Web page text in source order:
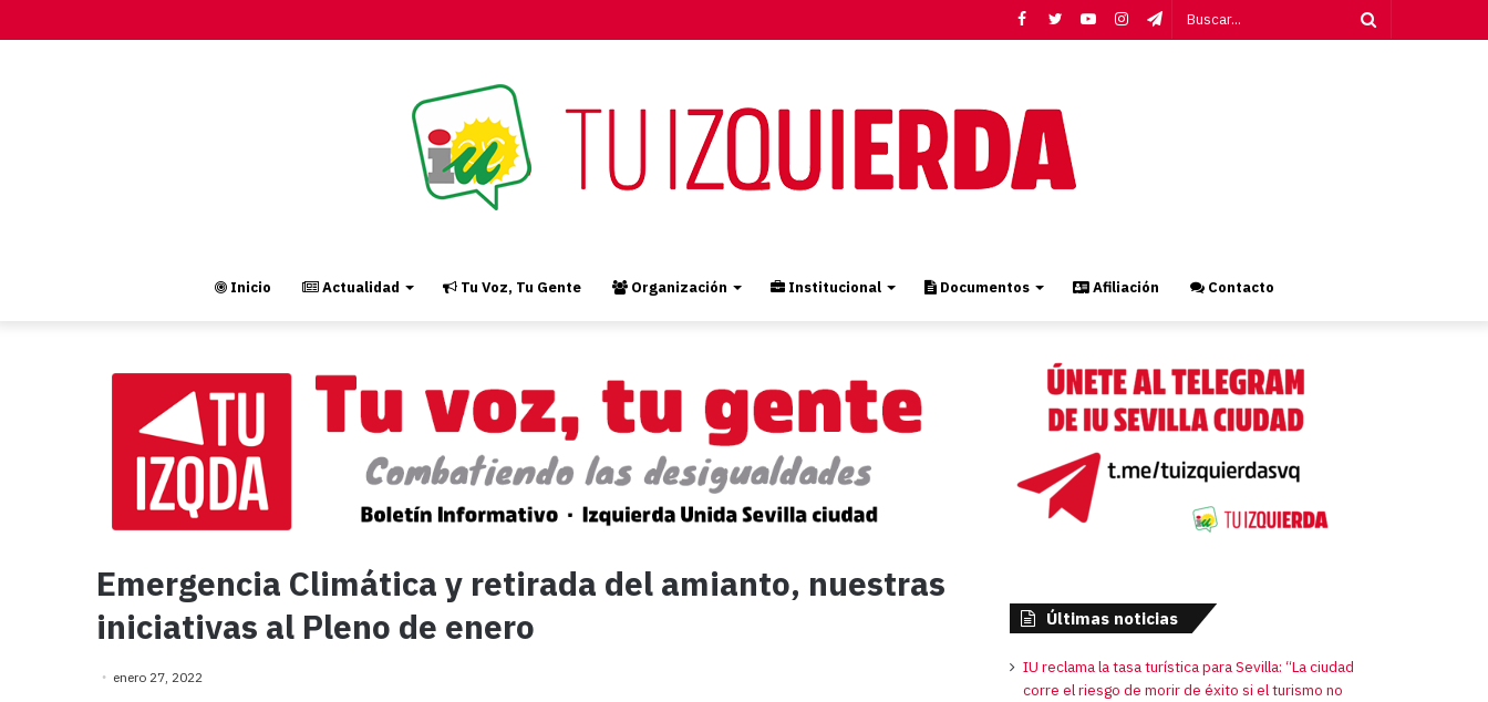
Telegram
Instagram
YouTube
Twitter
Facebook
Inicio Actualidad Tu Voz, Tu Gente Organización Institucional Documentos Afiliación Contacto
Emergencia Climática y retirada del amianto, nuestras
iniciativas al Pleno de enero
enero 27, 2022
Últimas noticias
IU reclama la tasa turística para Sevilla: “La ciudad
corre el riesgo de morir de éxito si el turismo no